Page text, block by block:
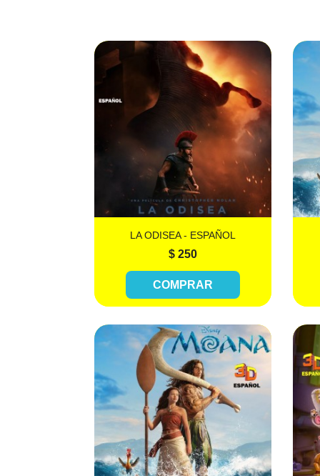
Más información
LA ODISEA - ESPAÑOL
$ 250
COMPRAR